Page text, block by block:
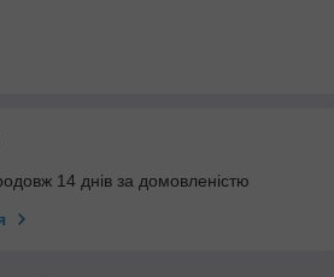
14 днів за домовленістю